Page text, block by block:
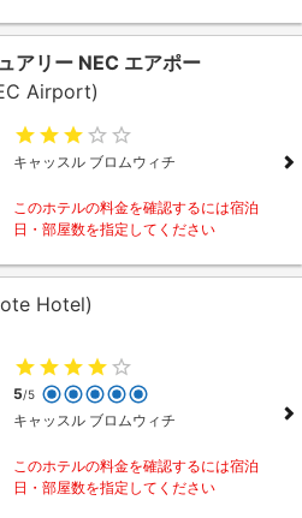
アリー NEC エアポー
Airport)
キャッスル ブロムウィチ
このホテルの料金を確認するには宿泊
日・部屋数を指定してください
Hotel)
5/5
キャッスル ブロムウィチ
このホテルの料金を確認するには宿泊
日・部屋数を指定してください